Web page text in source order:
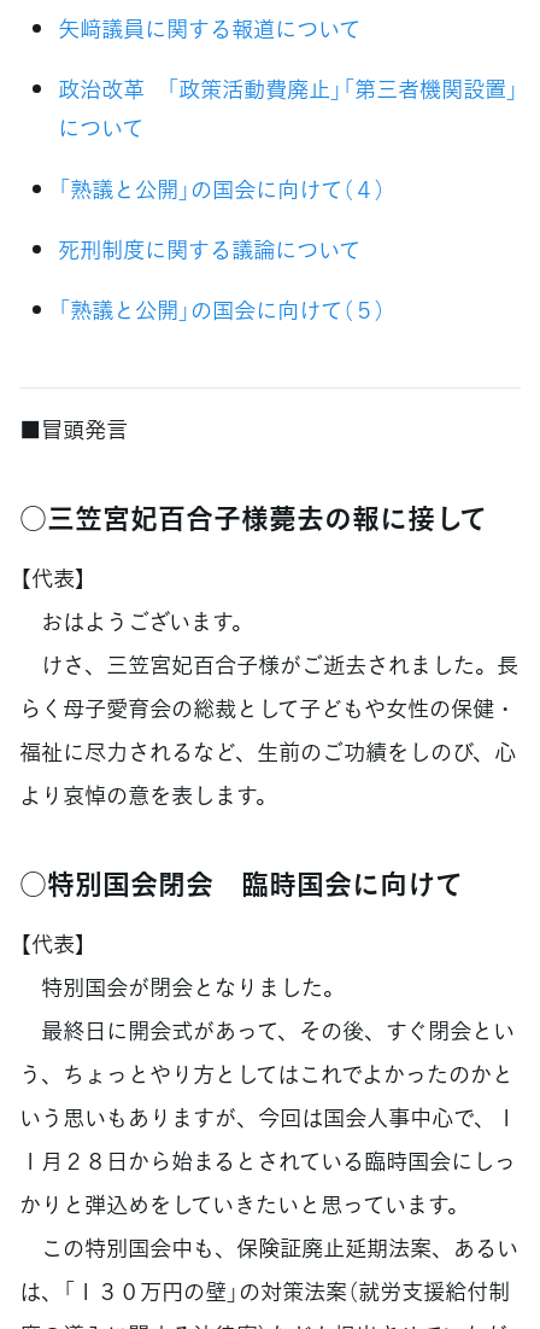
矢﨑議員に関する報道について
政治改革 「政策活動費廃止」「第三者機関設置」
について
「熟議と公開」の国会に向けて（４）
死刑制度に関する議論について
「熟議と公開」の国会に向けて（５）
■冒頭発言
○三笠宮妃百合子様薨去の報に接して
【代表】
おはようございます。
けさ、三笠宮妃百合子様がご逝去されました。長
らく母子愛育会の総裁として子どもや女性の保健・
福祉に尽力されるなど、生前のご功績をしのび、心
より哀悼の意を表します。
○特別国会閉会 臨時国会に向けて
【代表】
特別国会が閉会となりました。
最終日に開会式があって、その後、すぐ閉会とい
う、ちょっとやり方としてはこれでよかったのかと
いう思いもありますが、今回は国会人事中心で、１
１月２８日から始まるとされている臨時国会にしっ
かりと弾込めをしていきたいと思っています。
この特別国会中も、保険証廃止延期法案、あるい
は、「１３０万円の壁」の対策法案（就労支援給付制